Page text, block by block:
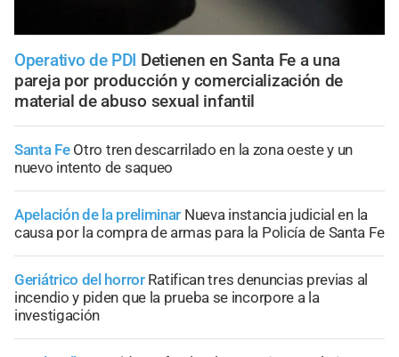
Operativo de PDI Detienen en Santa Fe a una
pareja por producción y comercialización de
material de abuso sexual infantil
Santa Fe Otro tren descarrilado en la zona oeste y un
nuevo intento de saqueo
Apelación de la preliminar Nueva instancia judicial en la
causa por la compra de armas para la Policía de Santa Fe
Geriátrico del horror Ratifican tres denuncias previas al
incendio y piden que la prueba se incorpore a la
investigación